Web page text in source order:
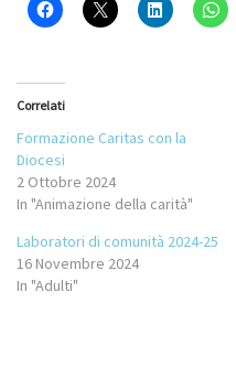
Correlati
Formazione Caritas con la
Diocesi
2 Ottobre 2024
In "Animazione della carità"
Laboratori di comunità 2024-25
16 Novembre 2024
In "Adulti"